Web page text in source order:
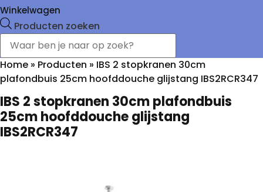
Winkelwagen
Producten zoeken
Home » Producten » IBS 2 stopkranen 30cm
plafondbuis 25cm hoofddouche glijstang IBS2RCR347
IBS 2 stopkranen 30cm plafondbuis
25cm hoofddouche glijstang
IBS2RCR347